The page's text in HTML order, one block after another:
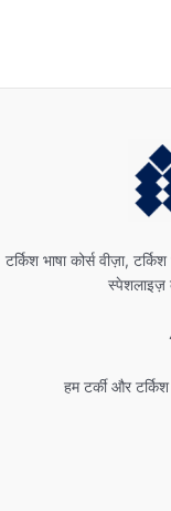
टर्किश भाषा कोर्स वीज़ा,
स्पेशलाइज़
हम टर्की और